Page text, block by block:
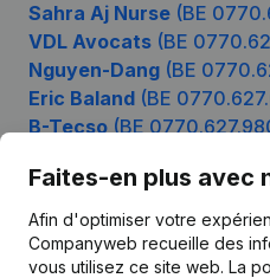
Sahra Aj Nurse (BE
VDL Avocats (BE
Nguyen-Dang (BE
Eric Baland (BE
B-Tecso(BE
Faites-en plus avec
Afin d'optimiser votre
Companyweb recueille des
vous utilisez ce site web. La